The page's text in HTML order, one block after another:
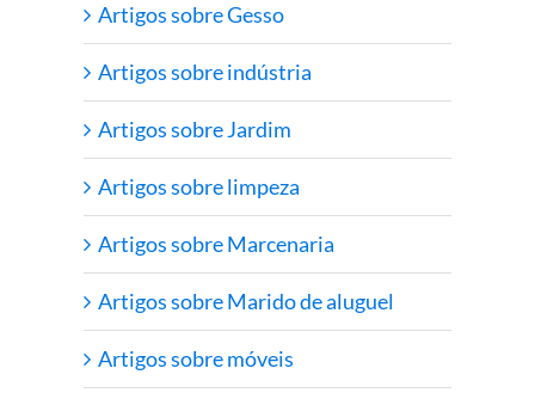
Artigos sobre Gesso
Artigos sobre indústria
Artigos sobre Jardim
Artigos sobre limpeza
Artigos sobre Marcenaria
Artigos sobre Marido de aluguel
Artigos sobre móveis